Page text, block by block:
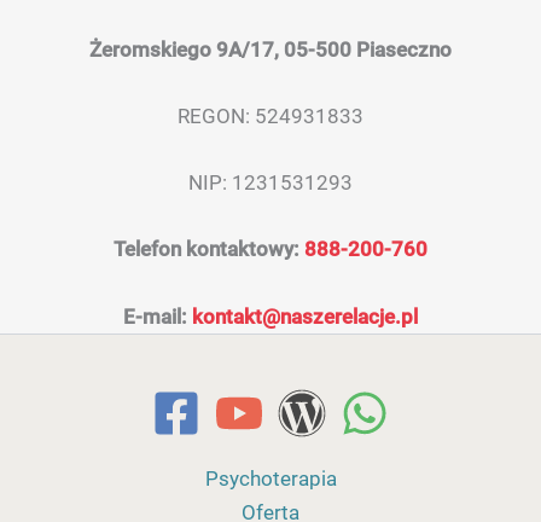
Żeromskiego 9A/17, 05-500 Piaseczno
REGON: 524931833
NIP: 1231531293
Telefon kontaktowy: 888-200-760
E-mail: kontakt@naszerelacje.pl
Psychoterapia
Oferta